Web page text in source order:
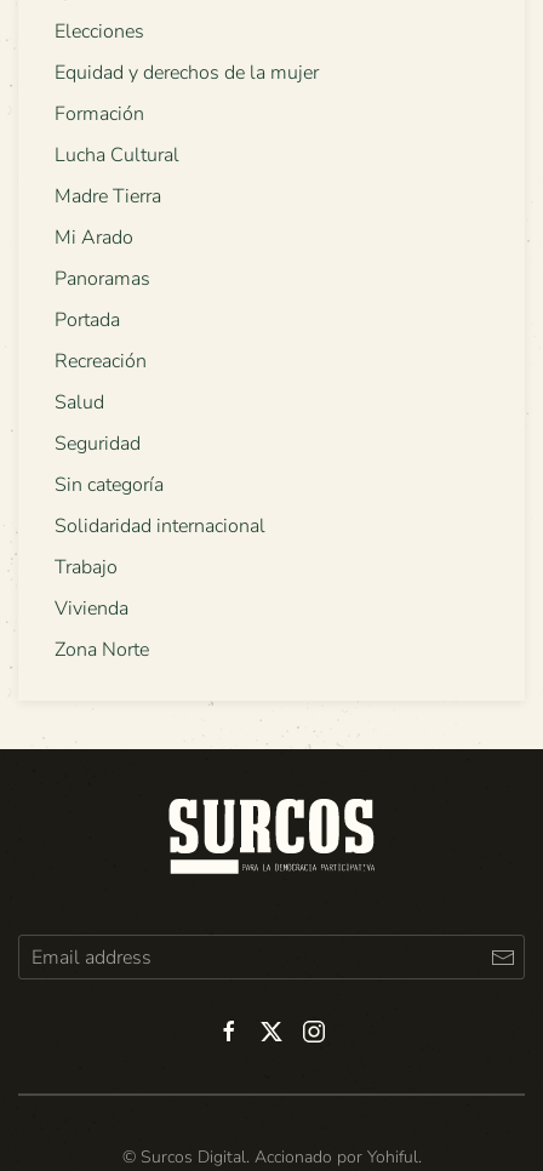
Elecciones
Equidad y derechos de la mujer
Formación
Lucha Cultural
Madre Tierra
Mi Arado
Panoramas
Portada
Recreación
Salud
Seguridad
Sin categoría
Solidaridad internacional
Trabajo
Vivienda
Zona Norte
© Surcos Digital. Accionado por Yohiful.